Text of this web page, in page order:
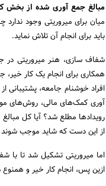
مبالغ جمع آوری شده از بخش
میان برای میروریتی وجود
باید برای انجام آن تلاش نماید.
شفاف سازی، هنر میروریتی در
همکاری برای انجام یک کار
افراد خوشنام جامعه،
آوری کمک‌های مالی، روش‌های
رویدادها مطلع شد؟ آیا کل
از این دست که شاید موجب شوند
اما میروریتی تشکیل شد تا با
ازین پس، انجام کار خیر و